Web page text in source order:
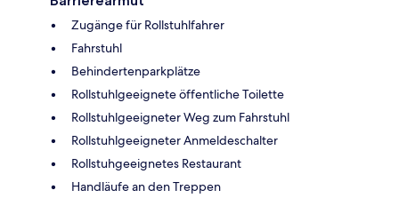
Zugänge für Rollstuhlfahrer
Fahrstuhl
Behindertenparkplätze
Rollstuhlgeeignete öffentliche Toilette
Rollstuhlgeeigneter Weg zum Fahrstuhl
Rollstuhlgeeigneter Anmeldeschalter
Rollstuhgeeignetes Restaurant
Handläufe an den Treppen